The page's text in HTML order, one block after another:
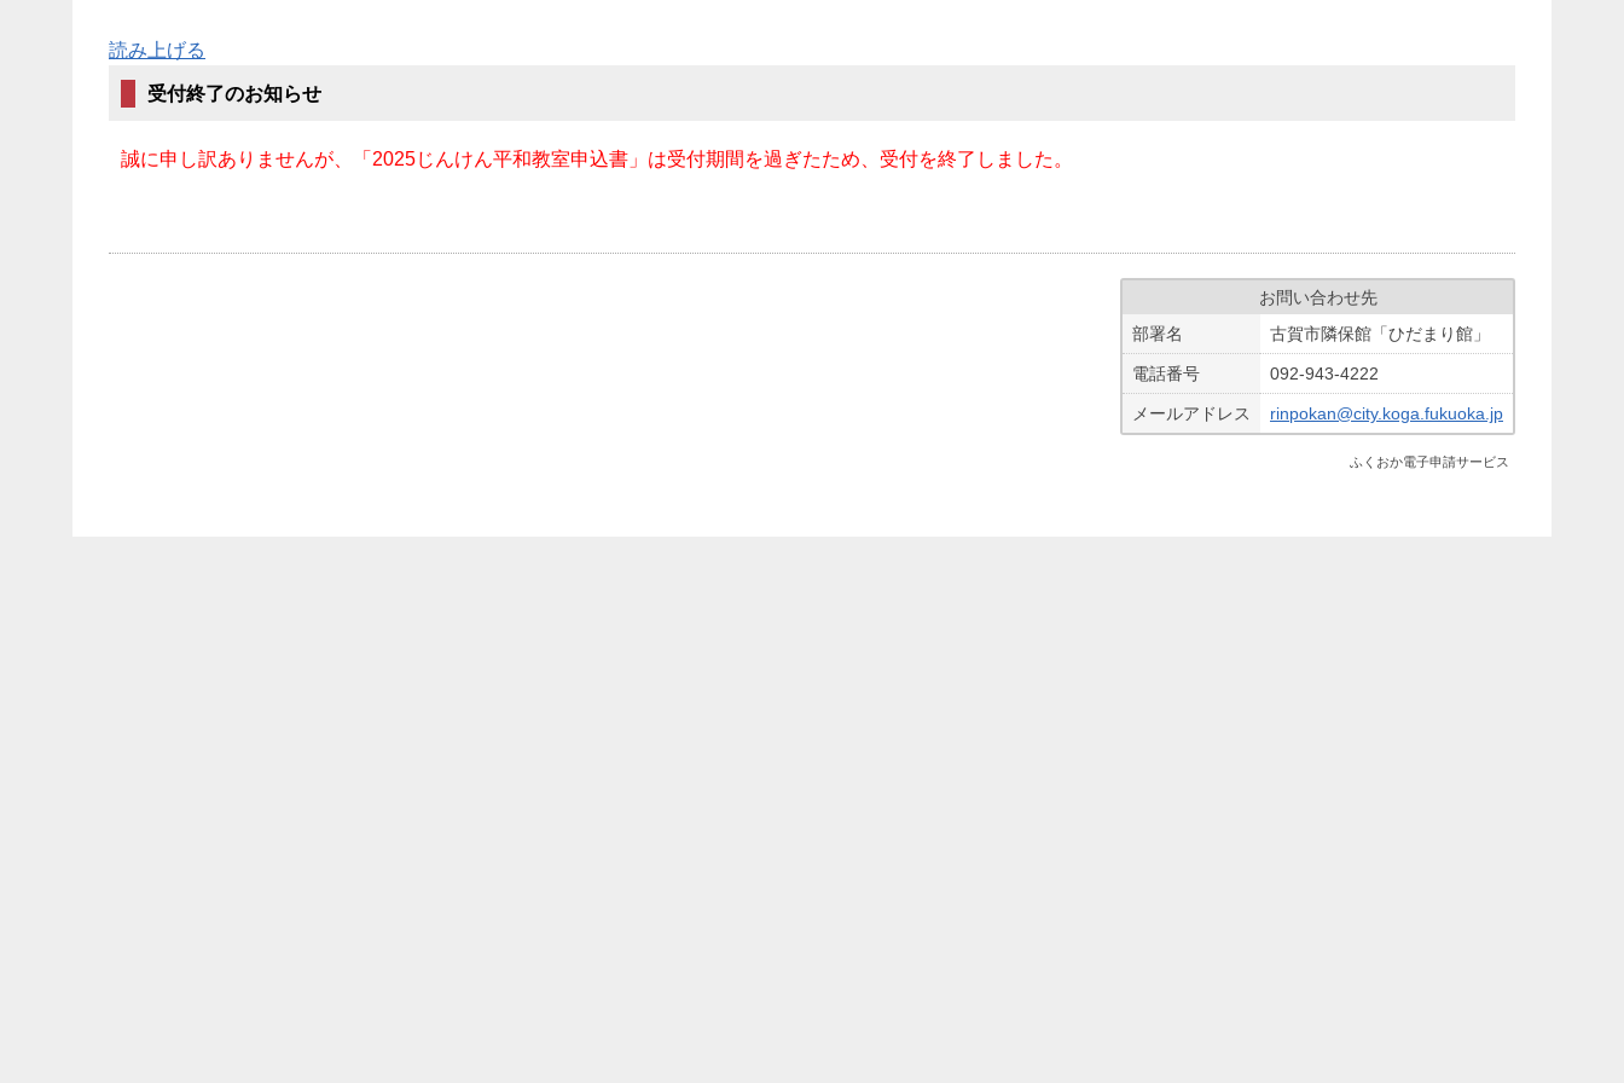
読み上げる
受付終了のお知らせ
誠に申し訳ありませんが、「2025じんけん平和教室申込書」は受付期間を過ぎたため、受付を終了しました。
お問い合わせ先
部署名
古賀市隣保館「ひだまり館」
電話番号 092-943-4222
メールアドレス rinpokan@city.koga.fukuoka.jp
ふくおか電子申請サービス